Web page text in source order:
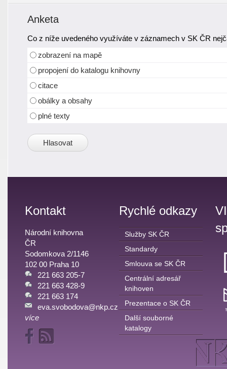
Anketa
Co z níže uvedeného využíváte v záznamech v SK ČR
zobrazení na mapě
propojení do katalogu knihovny
citace
obálky a obsahy
plné texty
Kontakt
Národní knihovna
ČR
Sodomkova 2/1146
102 00 Praha 10
221 663 205-7
221 663 428-9
221 663 174
eva.svobodova@nkp.cz
více
Rychlé odkazy
Služby SK ČR
Standardy
Smlouva se SK ČR
Centrální adresář
knihoven
Prezentace o SK ČR
Další souborné
katalogy